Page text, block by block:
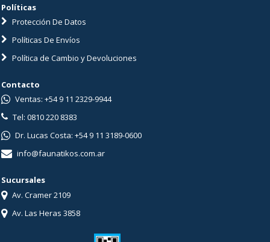
Políticas
Protección De Datos
Políticas De Envíos
Política de Cambio y Devoluciones
Contacto
Ventas: +54 9 11 2329-9944
Tel: 0810 220 8383
Dr. Lucas Costa: +54 9 11 3189-0600
info@faunatikos.com.ar
Sucursales
Av. Cramer 2109
Av. Las Heras 3858